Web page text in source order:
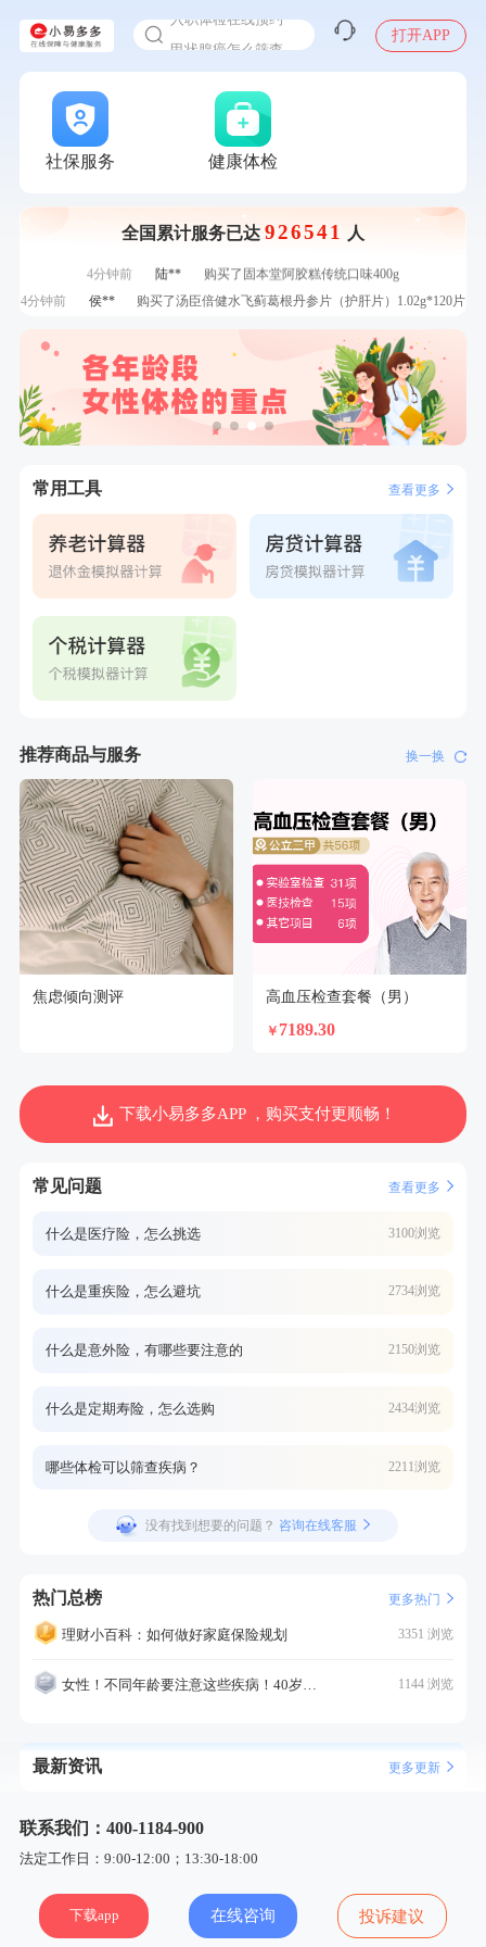
打开APP
社保服务 健康体检
全国累计服务已达 926541 人
7分钟前 熊**
购买了时尚羽毛球套装ES-YM601
刚刚
郑**
成功预约了脑血管系统套餐
成功预约了女性健康套餐二档
成功预约了女性健康套餐二档
周**
购买了BP3颈椎热敷枕
成功预约了女性VIP体检套餐
2分钟前
苗**
成功预约了男性婚前体检基础套餐
4分钟前
陆**
购买了固本堂阿胶糕传统口味400g
4分钟前
侯**
购买了汤臣倍健水飞蓟葛根丹参片（护肝片）1.02g*120片
成功预约了白领女士体检套餐
毛**
购买了汤臣倍健多维男士多种维生素矿物质片1.5g*60片*2
瓶
7分钟前 熊**
购买了时尚羽毛球套装ES-YM601
成功预约了脑血管系统套餐
常用工具 查看更多
推荐商品与服务 换一换
焦虑倾向测评 高血压检查套餐（男）
￥ 7189.30
下载小易多多APP ，购买支付更顺畅！
常见问题 查看更多
什么是医疗险，怎么挑选 3100浏览
什么是重疾险，怎么避坑 2734浏览
什么是意外险，有哪些要注意的 2150浏览
什么是定期寿险，怎么选购 2434浏览
哪些体检可以筛查疾病？ 2211浏览
没有找到想要的问题？ 咨询在线客服
热门总榜 更多热门
理财小百科：如何做好家庭保险规划 3351 浏览
女性！不同年龄要注意这些疾病！40岁的这个疾病最需要注意！ 1144 浏览
最新资讯 更多更新
联系我们：400-1184-900
法定工作日：9:00-12:00；13:30-18:00
下载app 在线咨询 投诉建议